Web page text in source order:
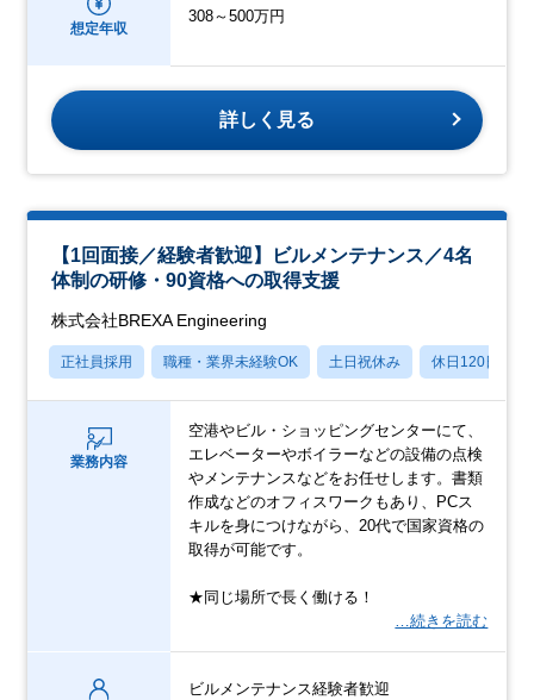
想定年収
308～500万円
詳しく見る
【1回面接／経験者歓迎】ビルメンテナンス／4名
体制の研修・90資格への取得支援
株式会社BREXA Engineering
正社員採用 職種・業界未経験OK 土日祝休み 休日120日以上
業務内容
空港やビル・ショッピングセンターにて、
エレベーターやボイラーなどの設備の点検
やメンテナンスなどをお任せします。書類
作成などのオフィスワークもあり、PCス
キルを身につけながら、20代で国家資格の
取得が可能です。
★同じ場所で長く働ける！
…続きを読む
ビルメンテナンス経験者歓迎